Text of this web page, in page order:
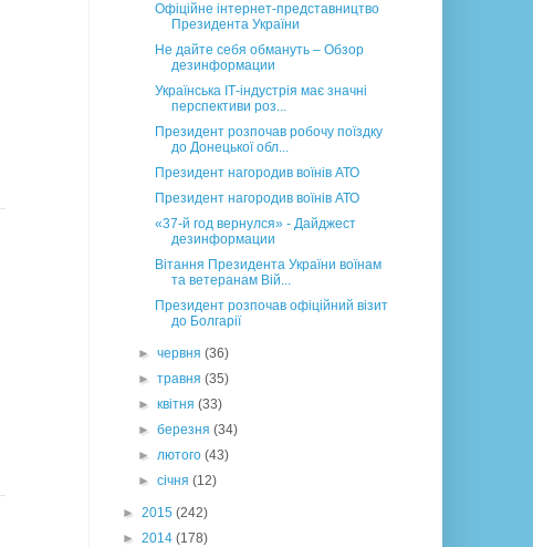
Офіційне інтернет-представництво
Президента України
Не дайте себя обмануть – Обзор
дезинформации
Українська ІТ-індустрія має значні
перспективи роз...
Президент розпочав робочу поїздку
до Донецької обл...
Президент нагородив воїнів АТО
Президент нагородив воїнів АТО
«37-й год вернулся» - Дайджест
дезинформации
Вітання Президента України воїнам
та ветеранам Вій...
Президент розпочав офіційний візит
до Болгарії
►червня(36)
►травня(35)
►квітня(33)
►березня(34)
►лютого(43)
►січня(12)
► 2015 (242)
► 2014 (178)